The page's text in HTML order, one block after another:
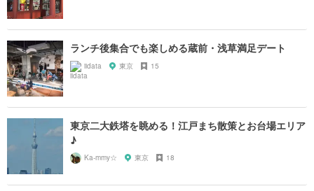
ランチ後集合でも楽しめる蔵前・浅草満足デート
iidata 東京 15
東京二大鉄塔を眺める！江戸まち散策とお台場エリア
♪
Ka-mmy☆ 東京 18